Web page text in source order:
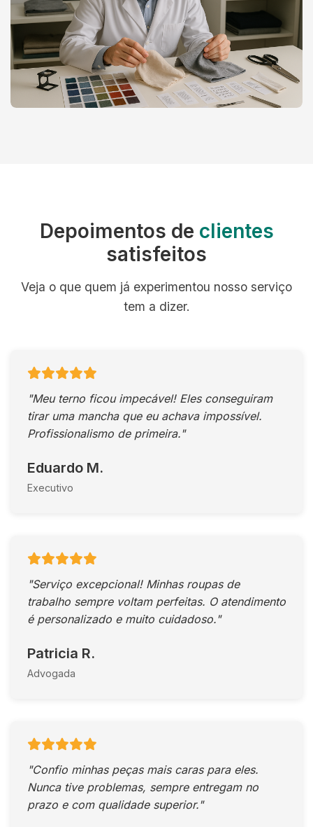
Depoimentos de clientes
satisfeitos
Veja o que quem já experimentou nosso serviço
tem a dizer.
"Meu terno ficou impecável! Eles conseguiram
tirar uma mancha que eu achava impossível.
Profissionalismo de primeira."
Eduardo M.
Executivo
"Serviço excepcional! Minhas roupas de
trabalho sempre voltam perfeitas. O atendimento
é personalizado e muito cuidadoso."
Patricia R.
Advogada
"Confio minhas peças mais caras para eles.
Nunca tive problemas, sempre entregam no
prazo e com qualidade superior."